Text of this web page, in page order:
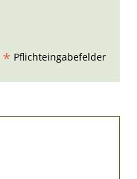
* Pflichteingabefelder